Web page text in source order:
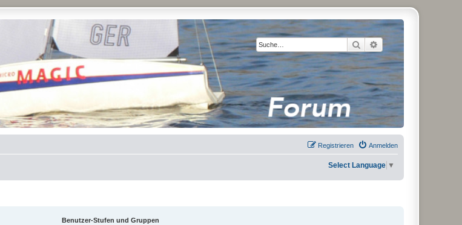
Suche Erweiterte Suche
Anmelden
Registrieren
Select Language ▼
Benutzer-Stufen und Gruppen